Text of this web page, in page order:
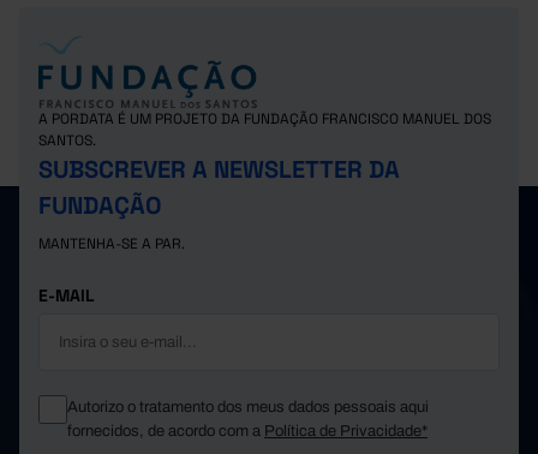
A PORDATA É UM PROJETO DA FUNDAÇÃO FRANCISCO MANUEL DOS
SANTOS.
SUBSCREVER A NEWSLETTER DA
FUNDAÇÃO
MANTENHA-SE A PAR.
E-MAIL
Autorizo o tratamento dos meus dados pessoais aqui
fornecidos, de acordo com a Política de Privacidade*